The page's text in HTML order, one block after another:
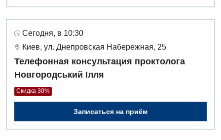
Детская офтальмология
Детская урология
Детская хирургия
Детская эндокринология
Сегодня, в 10:30
Киев, ул. Днепровская Набережная, 25
Телефонная консультация проктолога
Новгородський Ілля
Скидка 30%
Записаться на приём